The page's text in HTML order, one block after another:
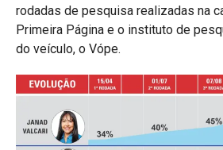
rodadas de pesquisa realizadas na
Primeira Página e o instituto de
do veículo, o Vópe.